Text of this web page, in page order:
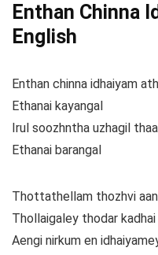
Enthan Chinna
English
Enthan chinna idhaiyam
Ethanai kayangal
Irul soozhntha uzhagil
Ethanai barangal
Thottathellam thozhvi
Thollaigaley thodar kadhai
Aengi nirkum en